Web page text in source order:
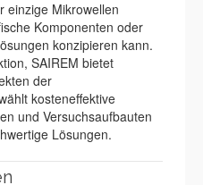
einzige Mikrowellen
Komponenten oder
konzipieren kann.
SAIREM bietet
der
kosteneffektive
und Versuchsaufbauten
Lösungen.